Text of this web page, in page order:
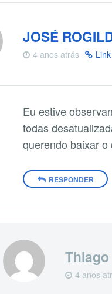
JOSÉ
4 anos atrás
Eu estive
todas
querendo baixar o
RESPONDER
Thiago
4 anos